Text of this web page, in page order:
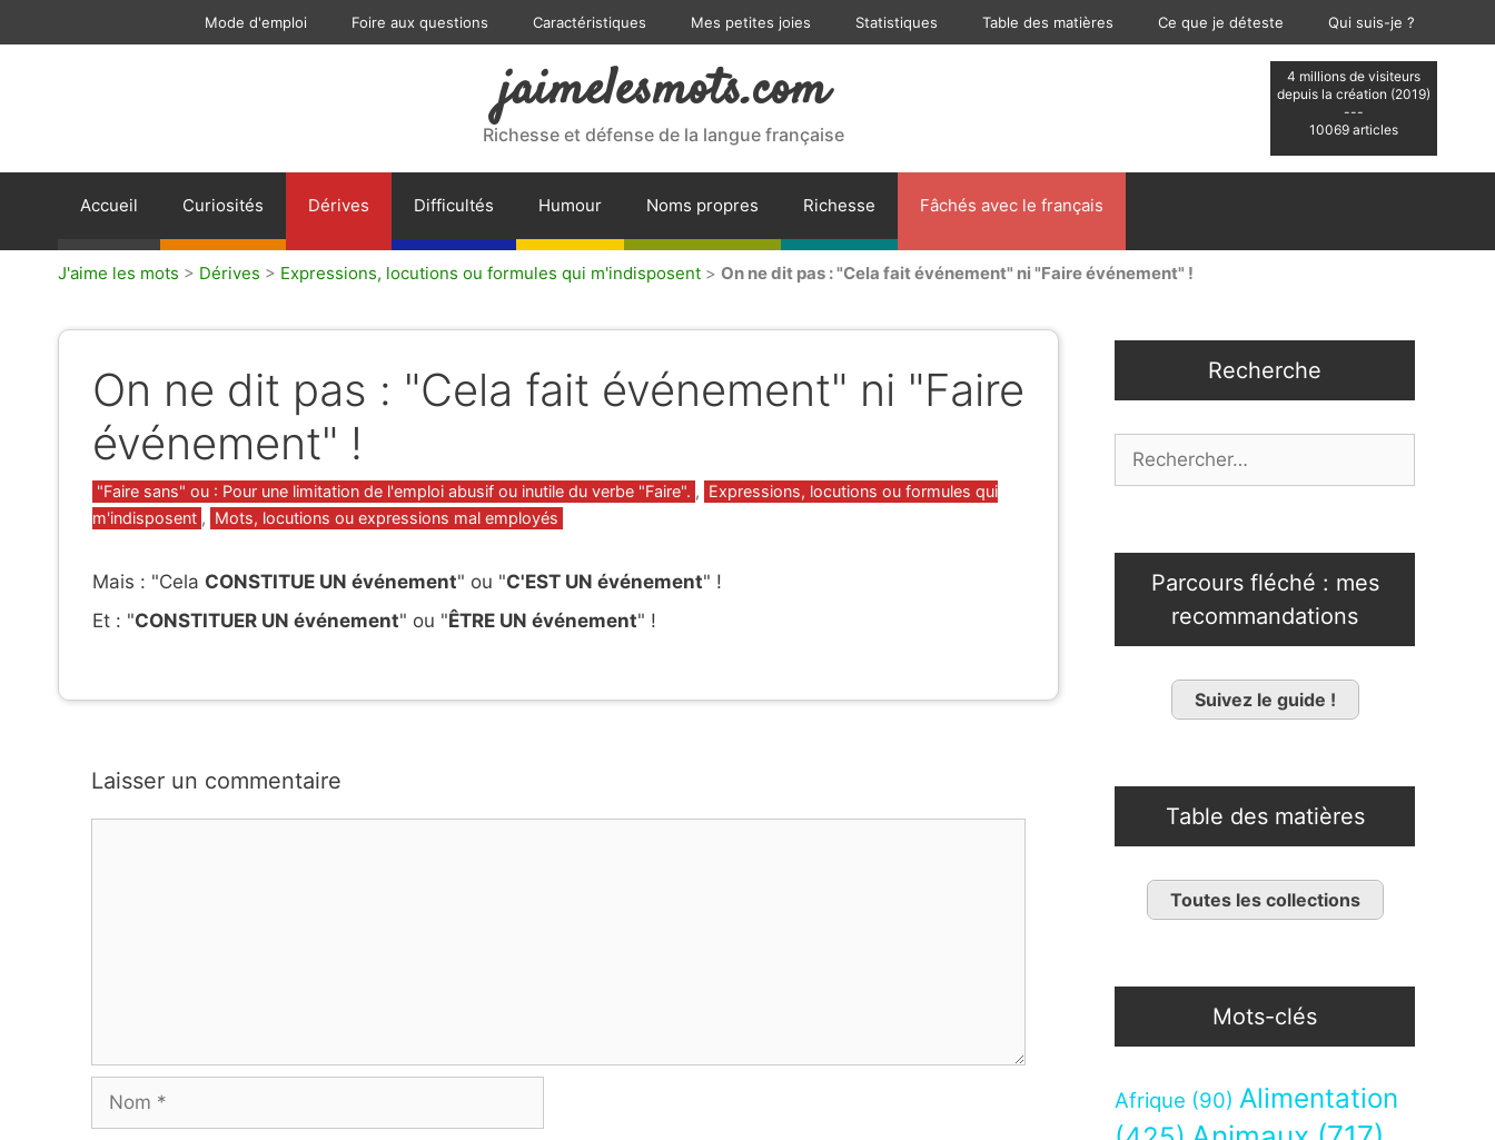
Mode d'emploi Foire aux questions Caractéristiques Mes petites joies Statistiques Table des matières Ce que je déteste Qui suis-je ?
4 millions de visiteurs
depuis la création (2019)
---
10069 articles
jaimelesmots.com
Richesse et défense de la langue française
Accueil Curiosités Dérives Difficultés Humour Noms propres Richesse Fâchés avec le français
J'aime les mots > Dérives > Expressions, locutions ou formules qui m'indisposent > On ne dit pas : "Cela fait événement" ni "Faire événement" !
On ne dit pas : "Cela fait événement" ni "Faire
événement" !
Catégories
"Faire sans" ou : Pour une limitation de l'emploi abusif ou inutile du verbe "Faire". , Expressions, locutions ou formules qui
m'indisposent , Mots, locutions ou expressions mal employés
Mais : "Cela CONSTITUE UN événement" ou "C'EST UN événement" !
Et : "CONSTITUER UN événement" ou "ÊTRE UN événement" !
Laisser un commentaire
Recherche
Parcours fléché : mes
recommandations
Suivez le guide !
Table des matières
Toutes les collections
Mots-clés
Afrique (90) Alimentation